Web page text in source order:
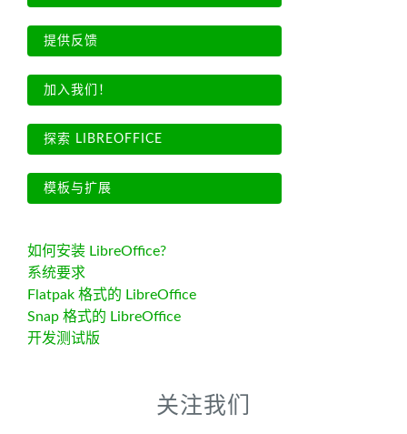
提供反馈
加入我们！
探索 LIBREOFFICE
模板与扩展
如何安装 LibreOffice?
系统要求
Flatpak 格式的 LibreOffice
Snap 格式的 LibreOffice
开发测试版
关注我们